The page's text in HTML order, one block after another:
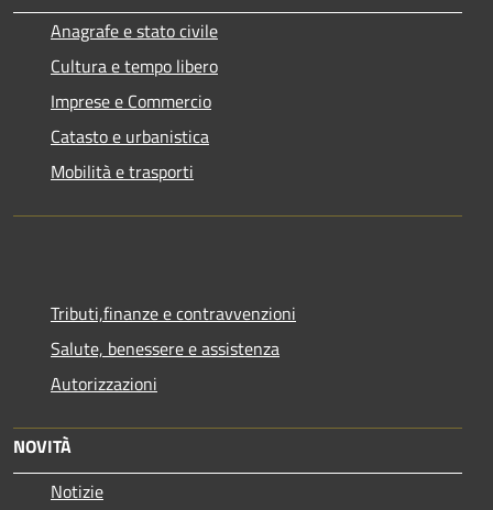
Anagrafe e stato civile
Cultura e tempo libero
Imprese e Commercio
Catasto e urbanistica
Mobilità e trasporti
Tributi,finanze e contravvenzioni
Salute, benessere e assistenza
Autorizzazioni
NOVITÀ
Notizie